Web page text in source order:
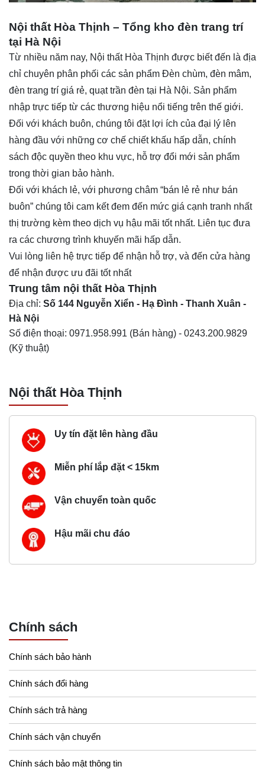
Nội thất Hòa Thịnh – Tổng kho đèn trang trí
tại Hà Nội
Từ nhiều năm nay, Nội thất Hòa Thịnh được biết đến là địa
chỉ chuyên phân phối các sản phẩm Đèn chùm, đèn mâm,
đèn trang trí giá rẻ, quạt trần đèn tại Hà Nội. Sản phẩm
nhập trực tiếp từ các thương hiệu nổi tiếng trên thế giới.
Đối với khách buôn, chúng tôi đặt lợi ích của đại lý lên
hàng đầu với những cơ chế chiết khấu hấp dẫn, chính
sách độc quyền theo khu vực, hỗ trợ đổi mới sản phẩm
trong thời gian bảo hành.
Đối với khách lẻ, với phương châm “bán lẻ rẻ như bán
buôn” chúng tôi cam kết đem đến mức giá cạnh tranh nhất
thị trường kèm theo dịch vụ hậu mãi tốt nhất. Liên tục đưa
ra các chương trình khuyến mãi hấp dẫn.
Vui lòng liên hệ trực tiếp để nhận hỗ trợ, và đến cửa hàng
để nhận được ưu đãi tốt nhất
Trung tâm nội thất Hòa Thịnh
Địa chỉ: Số 144 Nguyễn Xiển - Hạ Đình - Thanh Xuân -
Hà Nội
Số điện thoại: 0971.958.991 (Bán hàng) - 0243.200.9829
(Kỹ thuật)
Nội thất Hòa Thịnh
Uy tín đặt lên hàng đầu
Miễn phí lắp đặt < 15km
Vận chuyển toàn quốc
Hậu mãi chu đáo
Chính sách
Chính sách bảo hành
Chính sách đổi hàng
Chính sách trả hàng
Chính sách vận chuyển
Chính sách bảo mật thông tin